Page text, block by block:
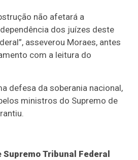
não afetará a
dos juízes deste
asseverou Moraes, antes
com a leitura do
defesa da soberania nacional,
ministros do Supremo de
Tribunal Federal